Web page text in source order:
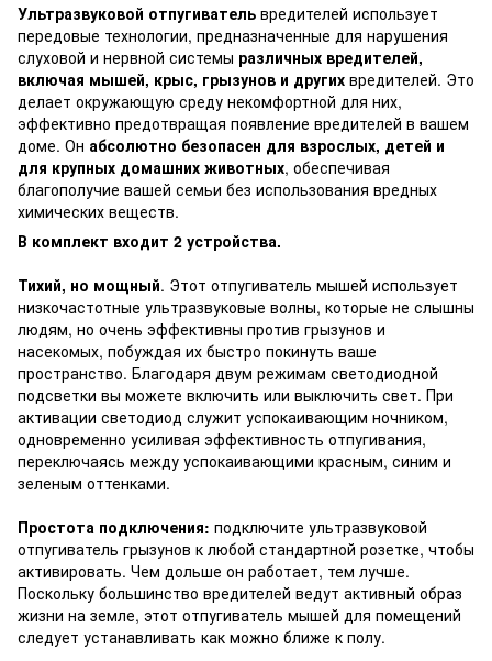
Ультразвуковой отпугиватель вредителей использует
передовые технологии, предназначенные для нарушения
слуховой и нервной системы различных вредителей,
включая мышей, крыс, грызунов и других вредителей. Это
делает окружающую среду некомфортной для них,
эффективно предотвращая появление вредителей в вашем
доме. Он абсолютно безопасен для взрослых, детей и
для крупных домашних животных, обеспечивая
благополучие вашей семьи без использования вредных
химических веществ.
В комплект входит 2 устройства.
Тихий, но мощный. Этот отпугиватель мышей использует
низкочастотные ультразвуковые волны, которые не слышны
людям, но очень эффективны против грызунов и
насекомых, побуждая их быстро покинуть ваше
пространство. Благодаря двум режимам светодиодной
подсветки вы можете включить или выключить свет. При
активации светодиод служит успокаивающим ночником,
одновременно усиливая эффективность отпугивания,
переключаясь между успокаивающими красным, синим и
зеленым оттенками.
Простота подключения: подключите ультразвуковой
отпугиватель грызунов к любой стандартной розетке, чтобы
активировать. Чем дольше он работает, тем лучше.
Поскольку большинство вредителей ведут активный образ
жизни на земле, этот отпугиватель мышей для помещений
следует устанавливать как можно ближе к полу.